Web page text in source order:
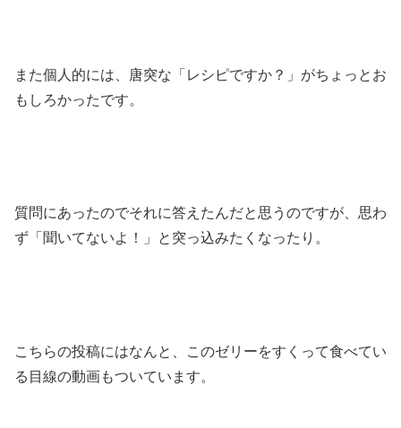
また個人的には、唐突な「レシピですか？」がちょっとお
もしろかったです。
質問にあったのでそれに答えたんだと思うのですが、思わ
ず「聞いてないよ！」と突っ込みたくなったり。
こちらの投稿にはなんと、このゼリーをすくって食べてい
る目線の動画もついています。